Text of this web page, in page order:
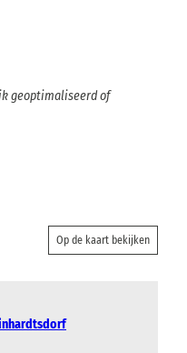
geoptimaliseerd of
Op de kaart bekijken